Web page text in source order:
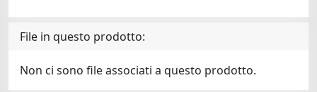
File in questo prodotto:
Non ci sono file associati a questo prodotto.